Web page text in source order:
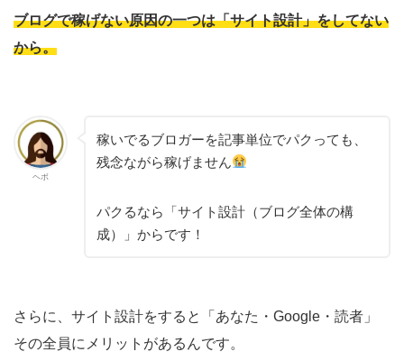
ブログで稼げない原因の一つは「サイト設計」をしてない
から。
ヘボ
稼いでるブロガーを記事単位でパクっても、
残念ながら稼げません
パクるなら「サイト設計（ブログ全体の構
成）」からです！
さらに、サイト設計をすると「あなた・Google・読者」
その全員にメリットがあるんです。